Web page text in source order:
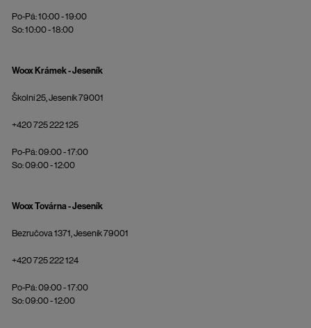
Po-Pá: 10:00 - 19:00
So: 10:00 - 18:00
Woox Krámek - Jeseník
Školní 25, Jeseník 79001
+420 725 222 125
Po-Pá: 09:00 - 17:00
So: 09:00 - 12:00
Woox Továrna - Jeseník
Bezručova 1371, Jeseník 79001
+420 725 222 124
Po-Pá: 09:00 - 17:00
So: 09:00 - 12:00